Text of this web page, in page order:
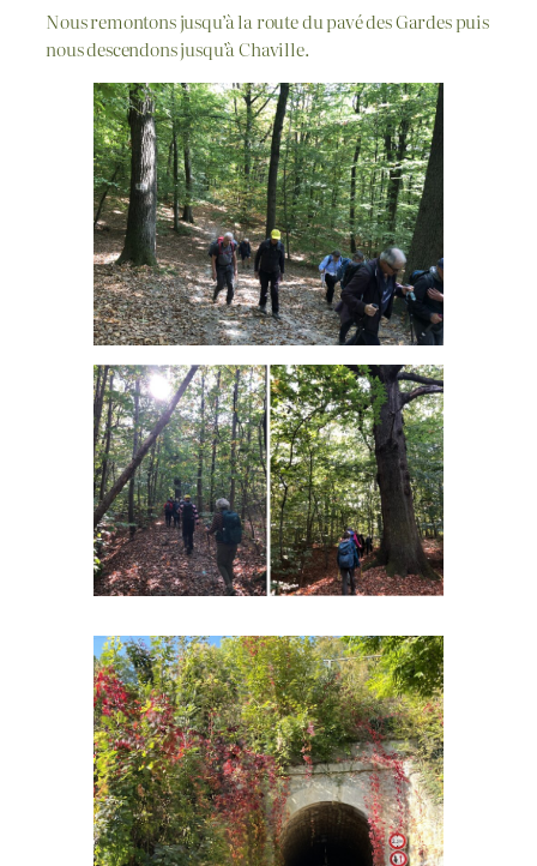
Nous remontons jusqu’à la route du pavé des Gardes puis
nous descendons jusqu’à Chaville.